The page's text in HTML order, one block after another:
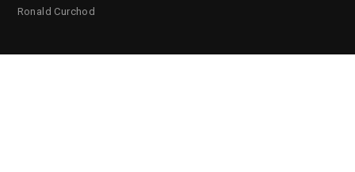
Ronald Curchod